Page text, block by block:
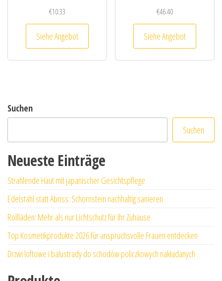
€10.33
Siehe Angebot
€46.40
Siehe Angebot
Suchen
Suchen
Neueste Einträge
Strahlende Haut mit japanischer Gesichtspflege
Edelstahl statt Abriss: Schornstein nachhaltig sanieren
Rollläden: Mehr als nur Lichtschutz für Ihr Zuhause
Top Kosmetikprodukte 2026 für anspruchsvolle Frauen entdecken
Drzwi loftowe i balustrady do schodów policzkowych nakładanych